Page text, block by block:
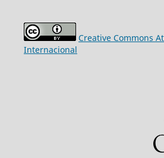
Creative Commons
Internacional